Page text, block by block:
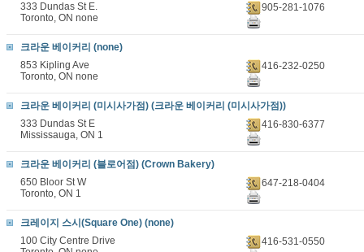
333 Dundas St E.
Toronto, ON none
905-281-1076
크라운 베이커리 (none)
853 Kipling Ave
Toronto, ON none
416-232-0250
크라운 베이커리 (미시사가점) (크라운 베이커리 (미시사가점))
333 Dundas St E
Mississauga, ON 1
416-830-6377
크라운 베이커리 (블로어점) (Crown Bakery)
650 Bloor St W
Toronto, ON 1
647-218-0404
크레이지 스시(Square One) (none)
100 City Centre Drive
416-531-0550